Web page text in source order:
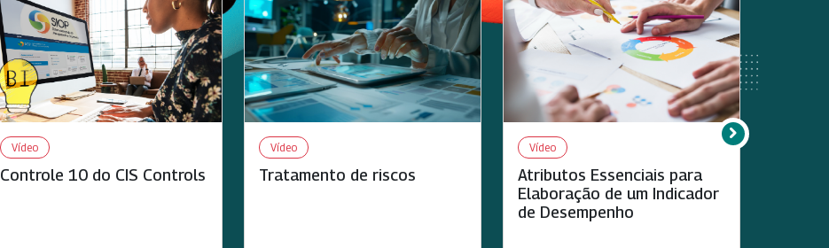
Vídeo
Controle 10 do CIS Controls
Vídeo
Tratamento de riscos
Vídeo
Atributos Essenciais para
Elaboração de um Indicador
de Desempenho
Rolar para
chevron_right